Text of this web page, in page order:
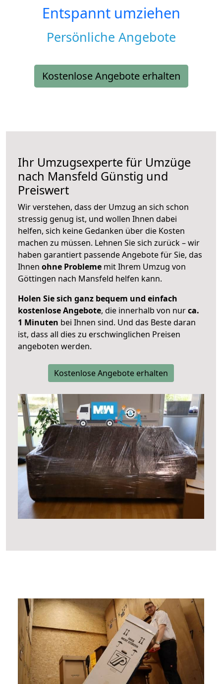
Entspannt umziehen
Persönliche Angebote
Kostenlose Angebote erhalten
Ihr Umzugsexperte für Umzüge
nach Mansfeld Günstig und
Preiswert
Wir verstehen, dass der Umzug an sich schon
stressig genug ist, und wollen Ihnen dabei
helfen, sich keine Gedanken über die Kosten
machen zu müssen. Lehnen Sie sich zurück – wir
haben garantiert passende Angebote für Sie, das
Ihnen ohne Probleme mit Ihrem Umzug von
Göttingen nach Mansfeld helfen kann.
Holen Sie sich ganz bequem und einfach
kostenlose Angebote, die innerhalb von nurca.
1 Minuten bei Ihnen sind. Und das Beste daran
ist, dass all dies zu erschwinglichen Preisen
angeboten werden.
Kostenlose Angebote erhalten